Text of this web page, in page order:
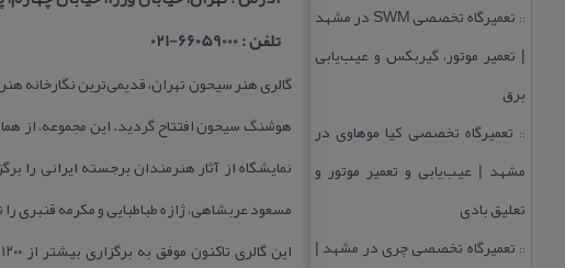
::
تعمیرگاه تخصصی SWM در مشهد
| تعمیر موتور، گیربكس و عیب‌یابی
برق
:: تعمیرگاه تخصصی كیا موهاوی در
مشهد | عیب‌یابی و تعمیر موتور و
تعلیق بادی
:: تعمیرگاه تخصصی چری در مشهد |
تلفن : 66059000-021
نمایشگاه از آثار هنرمندان برجسته ایرانی
مسعود عربشاهی، ژازه طباطبایی و مكرمه قنبری را